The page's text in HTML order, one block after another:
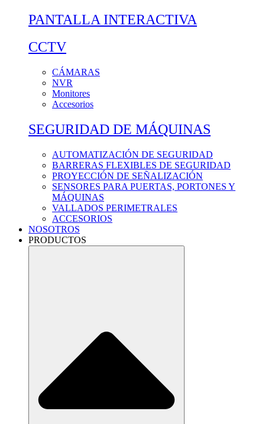
PANTALLA INTERACTIVA
CCTV
CÁMARAS
NVR
Monitores
Accesorios
SEGURIDAD DE MÁQUINAS
AUTOMATIZACIÓN DE SEGURIDAD
BARRERAS FLEXIBLES DE SEGURIDAD
PROYECCIÓN DE SEÑALIZACIÓN
SENSORES PARA PUERTAS, PORTONES Y
MÁQUINAS
VALLADOS PERIMETRALES
ACCESORIOS
NOSOTROS
PRODUCTOS